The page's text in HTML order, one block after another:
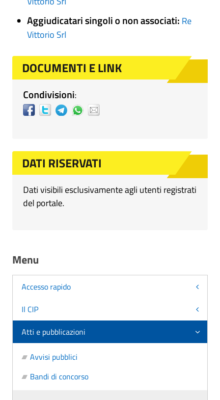
Aggiudicatari singoli o non associati: Re
Vittorio Srl
DOCUMENTI E LINK
Condivisioni:
DATI RISERVATI
Dati visibili esclusivamente agli utenti registrati
del portale.
Menu
Accesso rapido
Il CIP
Atti e pubblicazioni
Avvisi pubblici
Bandi di concorso